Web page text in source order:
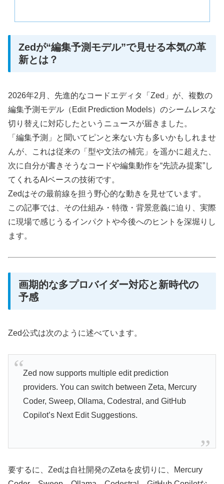
Zedが“編集予測モデル”で見せる本気の革
新とは？
2026年2月、先進的なコードエディタ「Zed」が、複数の
編集予測モデル（Edit Prediction Models）のシームレスな
切り替えに対応したというニュースが届きました。
「編集予測」と聞いてピンと来ない方も多いかもしれませ
んが、これは従来の「型や文法の補完」を遥かに超えた、
次に自分が書きそうなコードや編集動作を“先読み提案”し
てくれるAIベースの技術です。
Zedはその最前線を担う野心的な動きを見せています。
この記事では、その仕組み・特徴・背景意義に迫り、実際
に現場で感じうるインパクトや今後へのヒントを深堀りし
ます。
画期的な多プロバイダー対応と新時代の
予感
Zed公式は次のように述べています。
Zed now supports multiple edit prediction
providers. You can switch between Zeta, Mercury
Coder, Sweep, Ollama, Codestral, and GitHub
Copilot’s Next Edit Suggestions.
要するに、Zedは自社開発のZetaを皮切りに、Mercury